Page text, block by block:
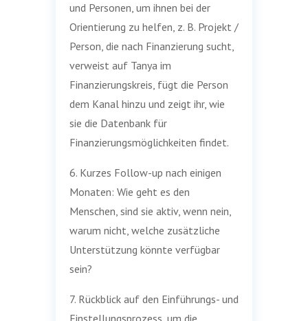
und Personen, um ihnen bei der
Orientierung zu helfen, z. B. Projekt /
Person, die nach Finanzierung sucht,
verweist auf Tanya im
Finanzierungskreis, fügt die Person
dem Kanal hinzu und zeigt ihr, wie
sie die Datenbank für
Finanzierungsmöglichkeiten findet.
6. Kurzes Follow-up nach einigen
Monaten: Wie geht es den
Menschen, sind sie aktiv, wenn nein,
warum nicht, welche zusätzliche
Unterstützung könnte verfügbar
sein?
7. Rückblick auf den Einführungs- und
Einstellungsprozess, um die